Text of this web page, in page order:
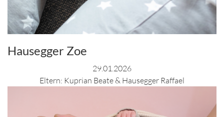
Hausegger Zoe
29.01.2026
Eltern: Kuprian Beate & Hausegger Raffael